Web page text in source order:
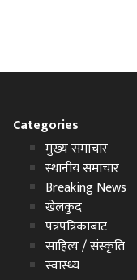
Categories
मुख्य समाचार
स्थानीय समाचार
Breaking News
खेलकुद
पत्रपत्रिकाबाट
साहित्य / संस्कृति
स्वास्थ्य